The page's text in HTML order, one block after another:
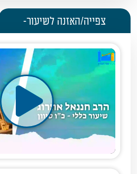
צפייה/האזנה לשיעור-